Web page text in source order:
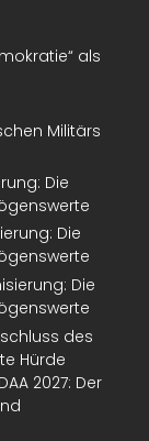
als
Militärs
Die
Die
Die
des
Hürde
2027: Der